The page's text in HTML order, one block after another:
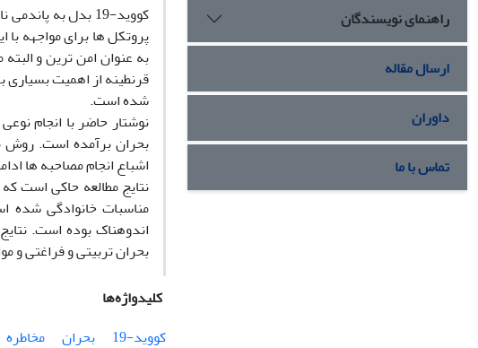
کووید-19 بدل
پروتکل ها برای مواجهه با
به عنوان امن ترین و
قرنطینه از اهمیت
شده است.
نوشتار حاضر با انجام
بحران برآمده است. روش
اشباع انجام مصاحبه ها
نتایج مطالعه حاکی است
مناسبات خانوادگی
اندوهناک بوده است.
بحران تربیتی و فراغتی و
کلیدواژه‌ها
کووید-19
بحران مخاطره
راهنمای نویسندگان
ارسال مقاله
داوران
تماس با ما